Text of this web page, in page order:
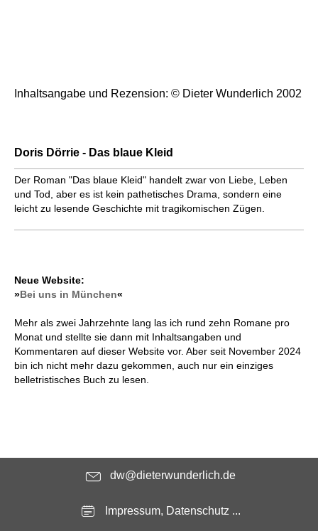
Inhaltsangabe und Rezension: © Dieter Wunderlich 2002
Doris Dörrie - Das blaue Kleid
Der Roman "Das blaue Kleid" handelt zwar von Liebe, Leben
und Tod, aber es ist kein pathetisches Drama, sondern eine
leicht zu lesende Geschichte mit tragikomischen Zügen.
Neue Website:
»Bei uns in München«
Mehr als zwei Jahrzehnte lang las ich rund zehn Romane pro
Monat und stellte sie dann mit Inhaltsangaben und
Kommentaren auf dieser Website vor. Aber seit November 2024
bin ich nicht mehr dazu gekommen, auch nur ein einziges
belletristisches Buch zu lesen.
dw@dieterwunderlich.de
Impressum, Datenschutz ...